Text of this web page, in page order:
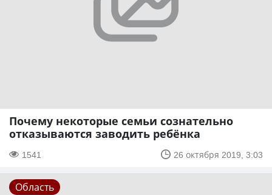
Почему некоторые семьи сознательно
отказываются заводить ребёнка
1541 26 октября 2019, 3:03
Область